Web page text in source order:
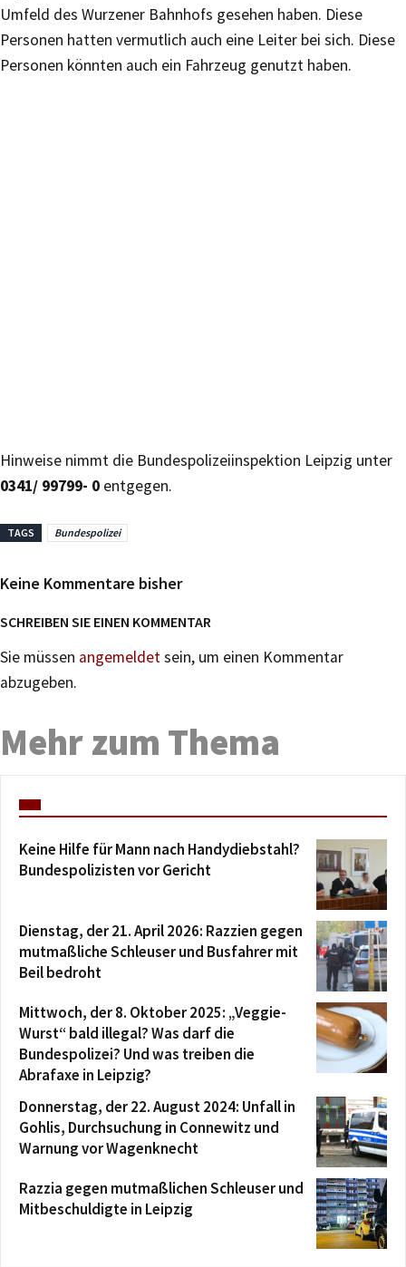
Umfeld des Wurzener Bahnhofs gesehen haben. Diese
Personen hatten vermutlich auch eine Leiter bei sich. Diese
Personen könnten auch ein Fahrzeug genutzt haben.
Hinweise nimmt die Bundespolizeiinspektion Leipzig unter
0341/ 99799- 0 entgegen.
TAGS Bundespolizei
Keine Kommentare bisher
SCHREIBEN SIE EINEN KOMMENTAR
Sie müssen angemeldetsein, um einen Kommentar
abzugeben.
Mehr zum Thema
Keine Hilfe für Mann nach Handydiebstahl?
Bundespolizisten vor Gericht
Dienstag, der 21. April 2026: Razzien gegen
mutmaßliche Schleuser und Busfahrer mit
Beil bedroht
Mittwoch, der 8. Oktober 2025: „Veggie-
Wurst“ bald illegal? Was darf die
Bundespolizei? Und was treiben die
Abrafaxe in Leipzig?
Donnerstag, der 22. August 2024: Unfall in
Gohlis, Durchsuchung in Connewitz und
Warnung vor Wagenknecht
Razzia gegen mutmaßlichen Schleuser und
Mitbeschuldigte in Leipzig